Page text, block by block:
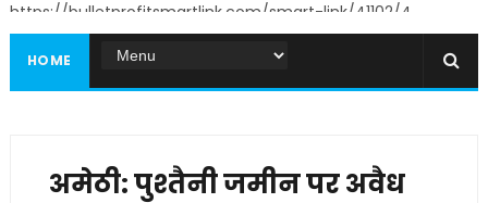
https://bulletprofitsmartlink.com/smart-link/41102/4
HOME
अमेठी: पुश्तैनी जमीन पर अवैध